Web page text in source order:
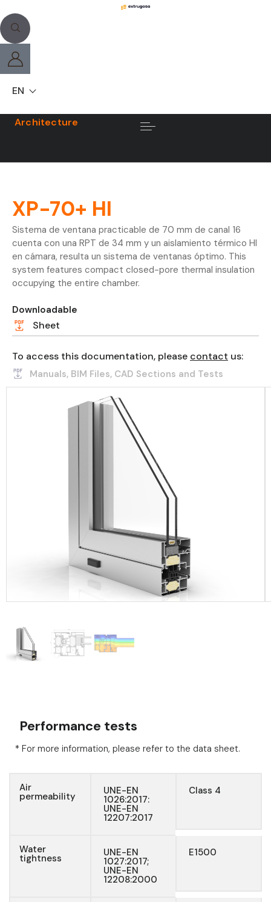
EN
Architecture
XP-70+ HI
Sistema de ventana practicable de 70 mm de canal 16
cuenta con una RPT de 34 mm y un aislamiento térmico HI
en cámara, resulta un sistema de ventanas óptimo. This
system features compact closed-pore thermal insulation
occupying the entire chamber.
Downloadable
Sheet
To access this documentation, please contact us:
Manuals, BIM Files, CAD Sections and Tests
Performance tests
* For more information, please refer to the data sheet.
Air
permeability UNE-EN
1026:2017:
UNE-EN
12207:2017
Class 4
Water
tightness UNE-EN
1027:2017;
UNE-EN
12208:2000
E1500